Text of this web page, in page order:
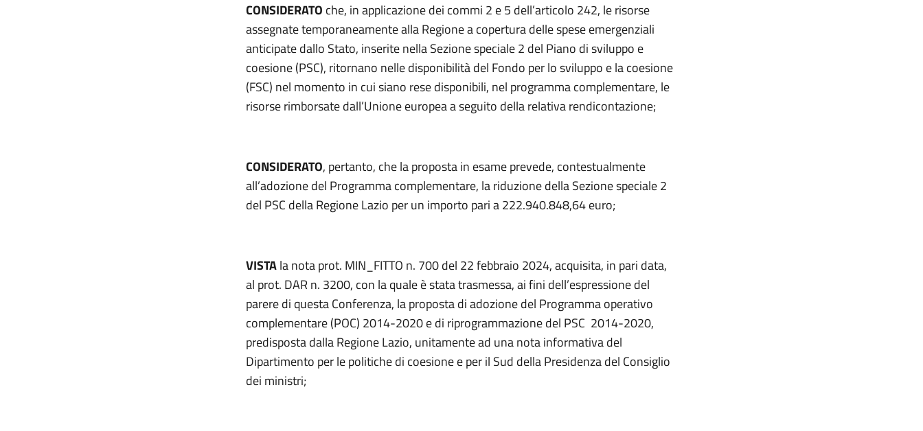
CONSIDERATO che, in applicazione dei commi 2 e 5 dell’articolo 242, le risorse
assegnate temporaneamente alla Regione a copertura delle spese emergenziali
anticipate dallo Stato, inserite nella Sezione speciale 2 del Piano di sviluppo e
coesione (PSC), ritornano nelle disponibilità del Fondo per lo sviluppo e la coesione
(FSC) nel momento in cui siano rese disponibili, nel programma complementare, le
risorse rimborsate dall’Unione europea a seguito della relativa rendicontazione;
CONSIDERATO, pertanto, che la proposta in esame prevede, contestualmente
all’adozione del Programma complementare, la riduzione della Sezione speciale 2
del PSC della Regione Lazio per un importo pari a 222.940.848,64 euro;
VISTAla nota prot. MIN_FITTO n. 700 del 22 febbraio 2024, acquisita, in pari data,
al prot. DAR n. 3200, con la quale è stata trasmessa, ai fini dell’espressione del
parere di questa Conferenza, la proposta di adozione del Programma operativo
complementare (POC) 2014-2020 e di riprogrammazione del PSC 2014-2020,
predisposta dalla Regione Lazio, unitamente ad una nota informativa del
Dipartimento per le politiche di coesione e per il Sud della Presidenza del Consiglio
dei ministri;